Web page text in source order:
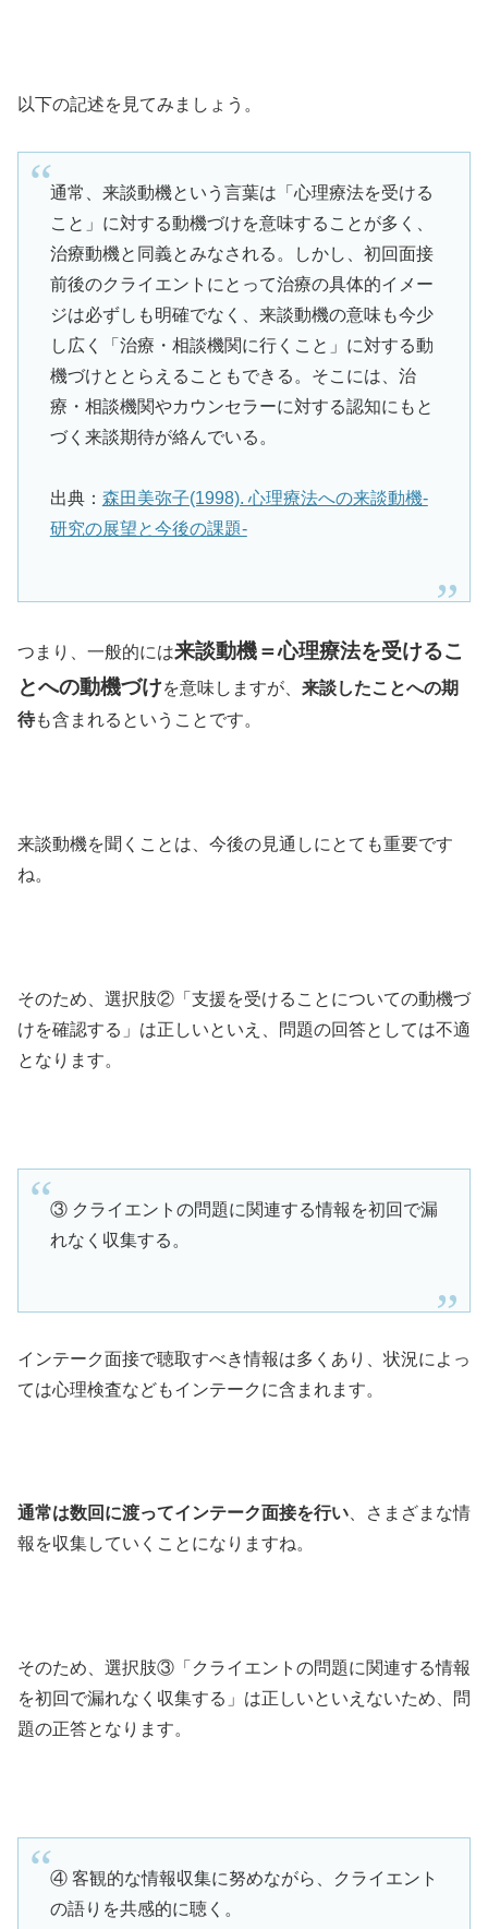
以下の記述を見てみましょう。
通常、来談動機という言葉は「心理療法を受ける
こと」に対する動機づけを意味することが多く、
治療動機と同義とみなされる。しかし、初回面接
前後のクライエントにとって治療の具体的イメー
ジは必ずしも明確でなく、来談動機の意味も今少
し広く「治療・相談機関に行くこと」に対する動
機づけととらえることもできる。そこには、治
療・相談機関やカウンセラーに対する認知にもと
づく来談期待が絡んでいる。
出典： 森田美弥子(1998). 心理療法への来談動機-
研究の展望と今後の課題-
つまり、一般的には来談動機＝心理療法を受けるこ
とへの動機づけを意味しますが、 来談したことへの期
待も含まれるということです。
来談動機を聞くことは、今後の見通しにとても重要です
ね。
そのため、選択肢②「支援を受けることについての動機づ
けを確認する」は正しいといえ、問題の回答としては不適
となります。
③ クライエントの問題に関連する情報を初回で漏
れなく収集する。
インテーク面接で聴取すべき情報は多くあり、状況によっ
ては心理検査などもインテークに含まれます。
通常は数回に渡ってインテーク面接を行い 、さまざまな情
報を収集していくことになりますね。
そのため、選択肢③「クライエントの問題に関連する情報
を初回で漏れなく収集する」は正しいといえないため、問
題の正答となります。
④ 客観的な情報収集に努めながら、クライエント
の語りを共感的に聴く。